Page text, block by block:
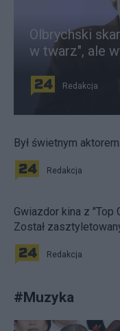
Olbrychski
w twarz", ale
Redakcja
Był świetnym
Redakcja
Gwiazdor kina z "Top
Został
Redakcja
#Muzyka